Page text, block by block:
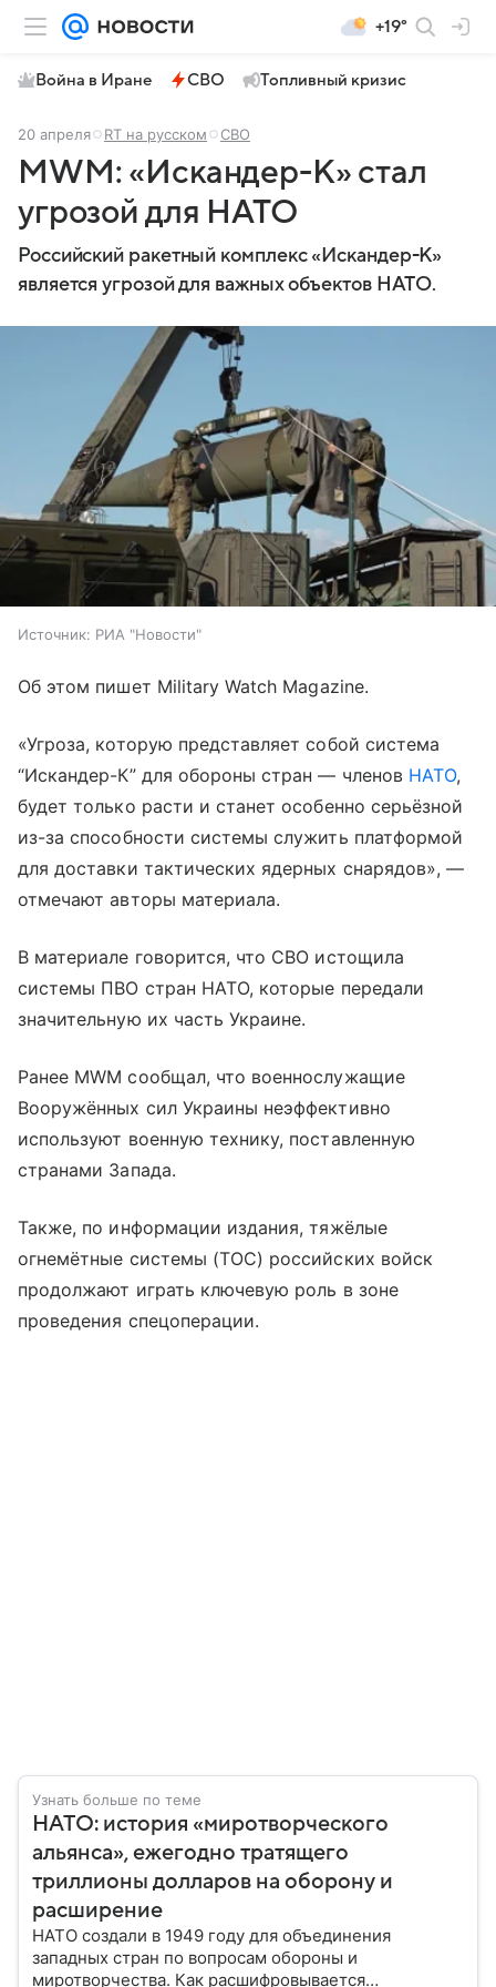
+19°
Война в Иране СВО Топливный кризис
20 апреля RT на русском СВО
MWM: «Искандер-К» стал
угрозой для НАТО
Российский ракетный комплекс «Искандер-К»
является угрозой для важных объектов НАТО.
Источник: РИА "Новости"
Об этом пишет Military Watch Magazine.
«Угроза, которую представляет собой система
“Искандер-К” для обороны стран — членов НАТО,
будет только расти и станет особенно серьёзной
из-за способности системы служить платформой
для доставки тактических ядерных снарядов», —
отмечают авторы материала.
В материале говорится, что СВО истощила
системы ПВО стран НАТО, которые передали
значительную их часть Украине.
Ранее MWM сообщал, что военнослужащие
Вооружённых сил Украины неэффективно
используют военную технику, поставленную
странами Запада.
Также, по информации издания, тяжёлые
огнемётные системы (ТОС) российских войск
продолжают играть ключевую роль в зоне
проведения спецоперации.
Узнать больше по теме
НАТО: история «миротворческого
альянса», ежегодно тратящего
триллионы долларов на оборону и
расширение
НАТО создали в 1949 году для объединения
западных стран по вопросам обороны и
миротворчества. Как расшифровывается